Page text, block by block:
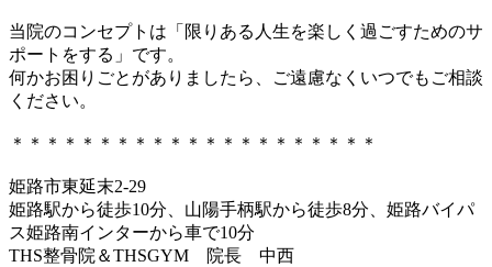
当院のコンセプトは「限りある人生を楽しく過ごすためのサ
ポートをする」です。
何かお困りごとがありましたら、ご遠慮なくいつでもご相談
ください。
＊＊＊＊＊＊＊＊＊＊＊＊＊＊＊＊＊＊＊＊＊
姫路市東延末2-29
姫路駅から徒歩10分、山陽手柄駅から徒歩8分、姫路バイパ
ス姫路南インターから車で10分
THS整骨院＆THSGYM 院長 中西